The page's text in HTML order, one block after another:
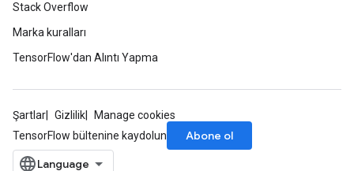
Stack Overflow
Marka kuralları
TensorFlow'dan Alıntı Yapma
Şartlar Gizlilik
Manage cookies
TensorFlow bültenine kaydolun
Abone ol